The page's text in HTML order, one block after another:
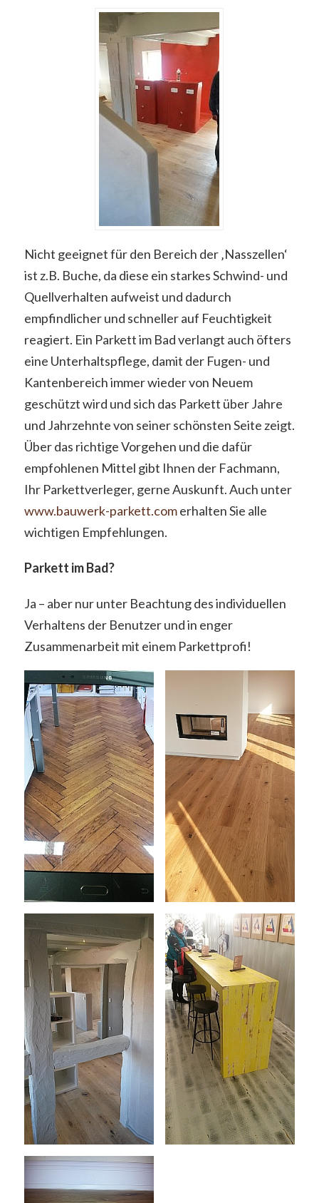
Nicht geeignet für den Bereich der ‚Nasszellen‘
ist z.B. Buche, da diese ein starkes Schwind- und
Quellverhalten aufweist und dadurch
empfindlicher und schneller auf Feuchtigkeit
reagiert. Ein Parkett im Bad verlangt auch öfters
eine Unterhaltspflege, damit der Fugen- und
Kantenbereich immer wieder von Neuem
geschützt wird und sich das Parkett über Jahre
und Jahrzehnte von seiner schönsten Seite zeigt.
Über das richtige Vorgehen und die dafür
empfohlenen Mittel gibt Ihnen der Fachmann,
Ihr Parkettverleger, gerne Auskunft. Auch unter
www.bauwerk-parkett.comerhalten Sie alle
wichtigen Empfehlungen.
Parkett im Bad?
Ja – aber nur unter Beachtung des individuellen
Verhaltens der Benutzer und in enger
Zusammenarbeit mit einem Parkettprofi!